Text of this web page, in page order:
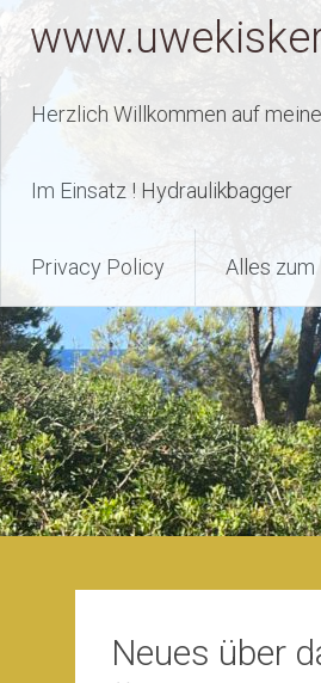
Zum
Inhalt
springen
Herzlich Willkommen auf
Im Einsatz ! Hydraulikbagger
Privacy Policy Alles zum
Neues über